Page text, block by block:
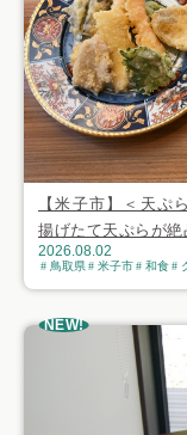
【米子市】＜天
揚げたて天ぷらが
2026.08.02
鳥取県 米子市 和食
NEW!